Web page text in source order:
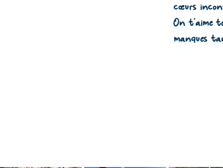
cœurs
On t’aime
manques